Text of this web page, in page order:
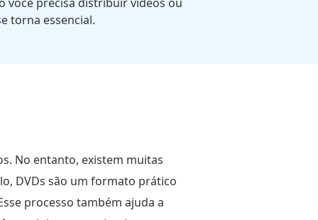
torna essencial.
No entanto, existem muitas
DVDs são um formato prático
processo também ajuda a